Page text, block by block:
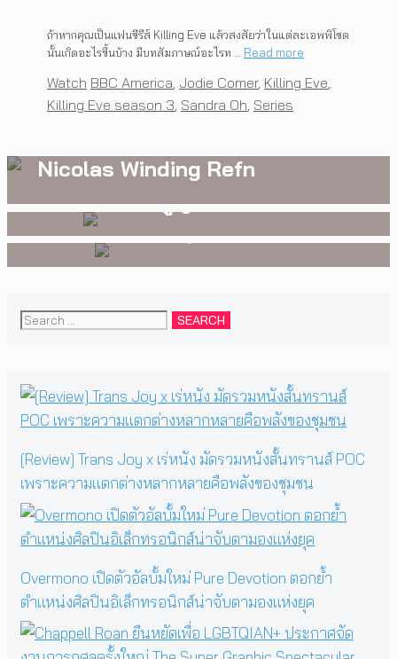
ถ้าหากคุณเป็นแฟนซีรีส์ Killing Eve แล้วสงสัยว่าในแต่ละเอพพิโซด
นั้นเกิดอะไรขึ้นบ้าง มีบทสัมภาษณ์อะไรท … Read more
Categories
Watch Tags
BBC America, Jodie Comer, Killing Eve,
Killing Eve season 3, Sandra Oh, Series
สัมผัสความสยองขวัญระดับ
มาสเตอร์พีซใน Her Private Hell
Nicolas Winding Refn
WATCH
Project Hail Mary เมื่อครู
คือความหวังสุดท้ายก่อนดวง
อาทิตย์จะดับสูญ
เวที DOMi & JD BECK เตรียมกลับ
มาพบแฟนเพลงในกรุงเทพฯ อีก
ครั้ง วันที่ 24 พฤศจิกายนนี้
MUSIC,EVENTS
Search
[Review] Trans Joy x เร่หนัง มัดรวมหนังสั้นทรานส์ POC
เพราะความแตกต่างหลากหลายคือพลังของชุมชน
Overmono เปิดตัวอัลบั้มใหม่ Pure Devotion ตอกย้ำ
ตำแหน่งศิลปินอิเล็กทรอนิกส์น่าจับตามองแห่งยุค